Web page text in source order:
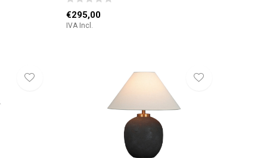
€295,00
IVA Incl.